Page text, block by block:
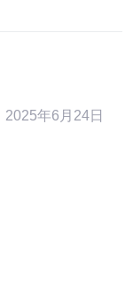
2025年6月24日